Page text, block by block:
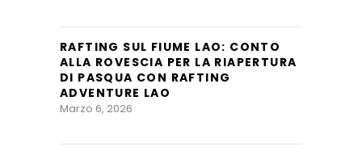
RAFTING SUL FIUME LAO: CONTO
ALLA ROVESCIA PER LA RIAPERTURA
DI PASQUA CON RAFTING
ADVENTURE LAO
Marzo 6, 2026